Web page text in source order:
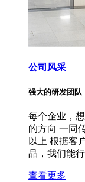
公司风采
强大的研发团队
每个企业，
的方向 一同
以上 根据客
品，我们能行
查看更多